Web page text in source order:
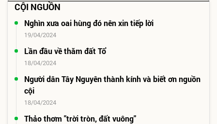
CỘI NGUỒN
Nghìn xưa oai hùng đó nên xin tiếp lời
19/04/2024
Lần đầu về thăm đất Tổ
18/04/2024
Người dân Tây Nguyên thành kính và biết ơn nguồn
cội
18/04/2024
Thảo thơm "trời tròn, đất vuông"